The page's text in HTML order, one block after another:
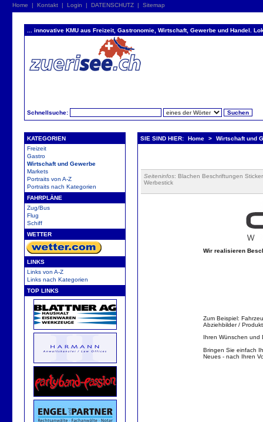
Home | Kontakt | Login | DATENSCHUTZ | Sitemap
... innovative KMU aus Freizeit, Gastronomie, Wirtschaft, Gewerbe und Handel.
Schnellsuche:
KATEGORIEN
Freizeit
Gastro
Wirtschaft und Gewerbe
Markets
Portraits von A-Z
Portraits nach Kategorien
FAHRPLÄNE
Zug/Bus
Flug
Schiff
WETTER
LINKS
Links von A-Z
Links nach Kategorien
TOP LINKS
SIE SIND HIER: Home > Wirtschaft und
Seiteninfos: Blachen Beschriftungen
Werbestick
Wir realisieren
Zum Beispiel:
Abziehbilder /
Ihren Wünschen und
Bringen Sie einfach
Neues - nach Ihren